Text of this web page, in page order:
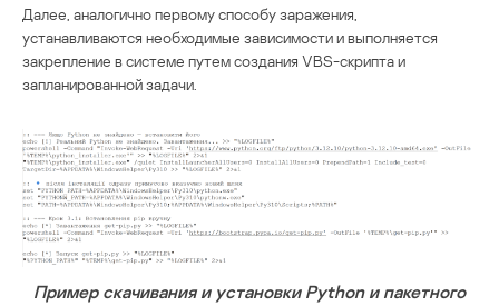
Далее, аналогично первому способу заражения,
устанавливаются необходимые зависимости и выполняется
закрепление в системе путем создания VBS-скрипта и
запланированной задачи.
Пример скачивания и установки Python и пакетного